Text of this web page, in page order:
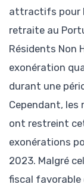
attractifs pour
retraite au
Résidents Non
exonération
durant une
Cependant,
ont restreint
exonérations
2023. Malgré
fiscal favorable